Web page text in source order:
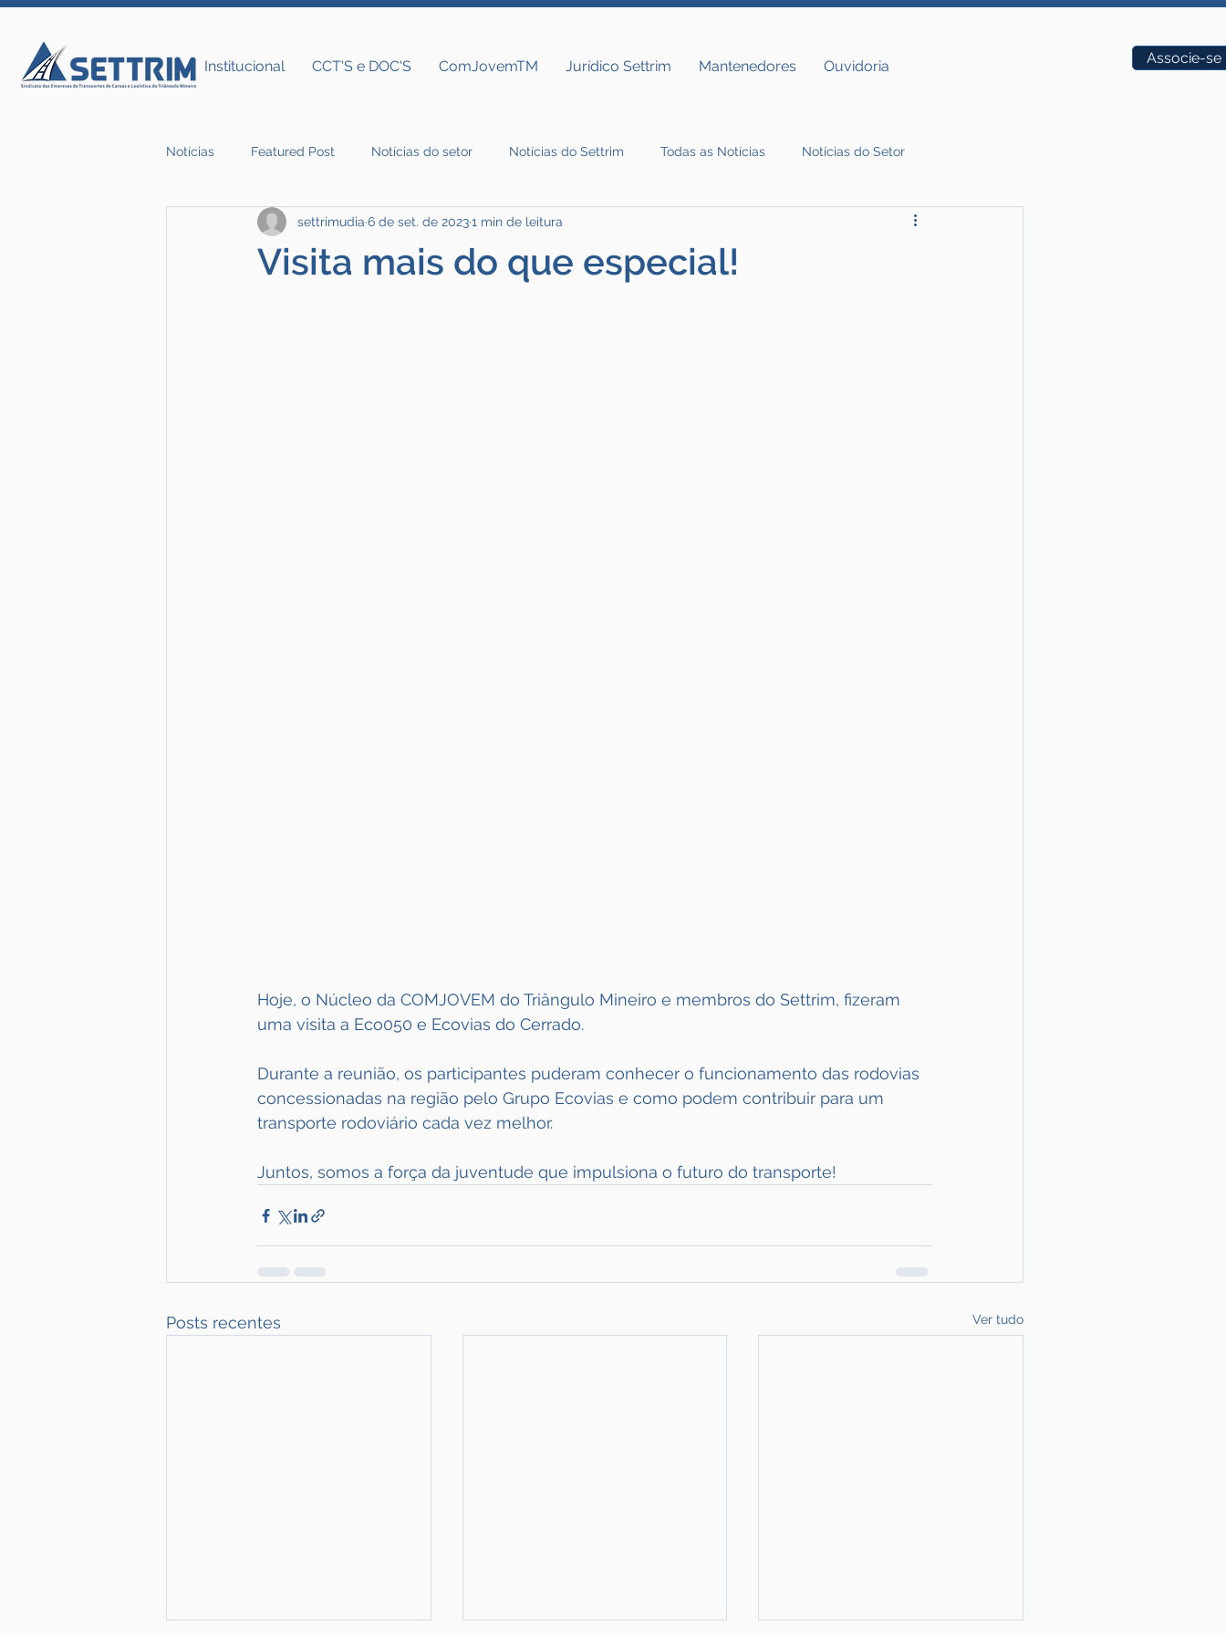
Institucional CCT'S e DOC'S ComJovemTM Jurídico Settrim Mantenedores Ouvidoria Associe-se
Notícias Featured Post Notícias do setor Notícias do Settrim Todas as Notícias Notícias do Setor
Notícias do Settrim
Visita mais do que especial!
settrimudia 6 de set. de 20231 min de leitura
Hoje, o Núcleo da COMJOVEM do Triângulo Mineiro e membros do Settrim, fizeram
uma visita a Eco050 e Ecovias do Cerrado.
Durante a reunião, os participantes puderam conhecer o funcionamento das rodovias
concessionadas na região pelo Grupo Ecovias e como podem contribuir para um
transporte rodoviário cada vez melhor.
Juntos, somos a força da juventude que impulsiona o futuro do transporte!
Posts recentes Ver tudo